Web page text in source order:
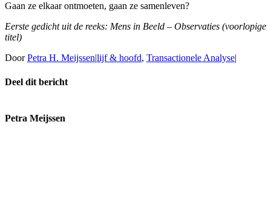
Gaan ze elkaar ontmoeten, gaan ze samenleven?
Eerste gedicht uit de reeks: Mens in Beeld – Observaties (voorlopige
titel)
DoorPetra H. Meijssen|lijf & hoofd, Transactionele Analyse|
Deel dit bericht
mail
Petra Meijssen